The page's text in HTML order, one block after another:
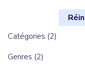
Catégories (2)
Genres (2)